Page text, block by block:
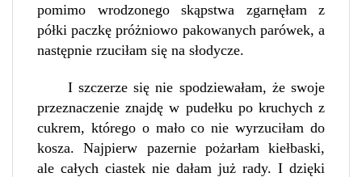
pomimo wrodzonego skąpstwa zgarnęłam z
półki paczkę próżniowo pakowanych parówek, a
następnie rzuciłam się na słodycze.
I szczerze się nie spodziewałam, że swoje
przeznaczenie znajdę w pudełku po kruchych z
cukrem, którego o mało co nie wyrzuciłam do
kosza. Najpierw pazernie pożarłam kiełbaski,
ale całych ciastek nie dałam już rady. I dzięki